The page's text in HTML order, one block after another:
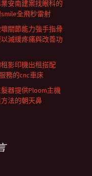
安南建案找眼科的
全飛秒雷射
關節能力強手指骨
減緩疼痛與改善功
影印機出租搭配
務的cnc車床
器提供Ploom主機
法的朝天鼻